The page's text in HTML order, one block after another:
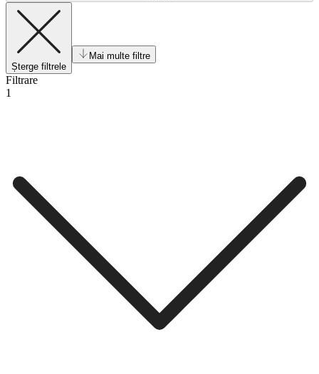
Șterge filtrele
Mai multe filtre
Filtrare
1